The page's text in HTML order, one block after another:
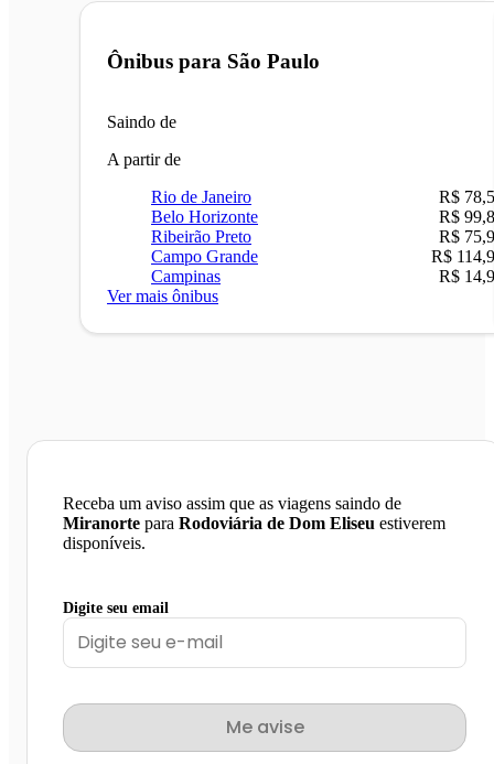
Ônibus para São Paulo
Saindo de
A partir de
Rio de Janeiro
R$
Belo Horizonte
R$
Ribeirão Preto
R$
Campo Grande
R$
Campinas
R$
Ver mais ônibus
Receba um aviso assim que as viagens saindo de
Miranorte para Rodoviária de Dom Eliseu estiverem
disponíveis.
Digite seu email
Me avise